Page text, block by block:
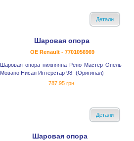
Детали
Шаровая опора
OE Renault - 7701056969
Шаровая опора нижняяна Рено Мастер Опель
Мовано Нисан Интерстар 98- (Оригинал)
787.95 грн.
Детали
Шаровая опора